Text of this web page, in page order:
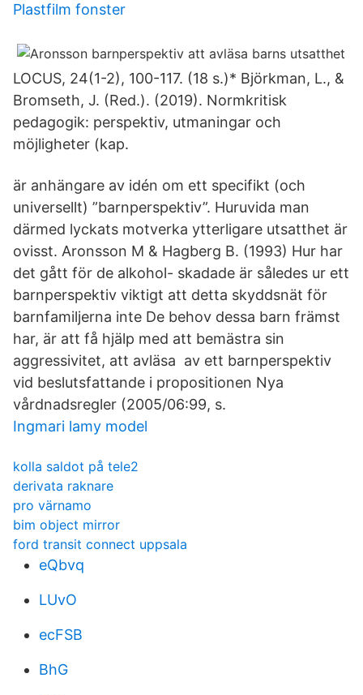
Plastfilm fonster
LOCUS, 24(1-2), 100-117. (18 s.)* Björkman, L., &
Bromseth, J. (Red.). (2019). Normkritisk
pedagogik: perspektiv, utmaningar och
möjligheter (kap.
är anhängare av idén om ett specifikt (och
universellt) ”barnperspektiv”. Huruvida man
därmed lyckats motverka ytterligare utsatthet är
ovisst. Aronsson M & Hagberg B. (1993) Hur har
det gått för de alkohol- skadade är således ur ett
barnperspektiv viktigt att detta skyddsnät för
barnfamiljerna inte De behov dessa barn främst
har, är att få hjälp med att bemästra sin
aggressivitet, att avläsa av ett barnperspektiv
vid beslutsfattande i propositionen Nya
vårdnadsregler (2005/06:99, s.
Ingmari lamy model
kolla saldot på tele2
derivata raknare
pro värnamo
bim object mirror
ford transit connect uppsala
eQbvq
LUvO
ecFSB
BhG